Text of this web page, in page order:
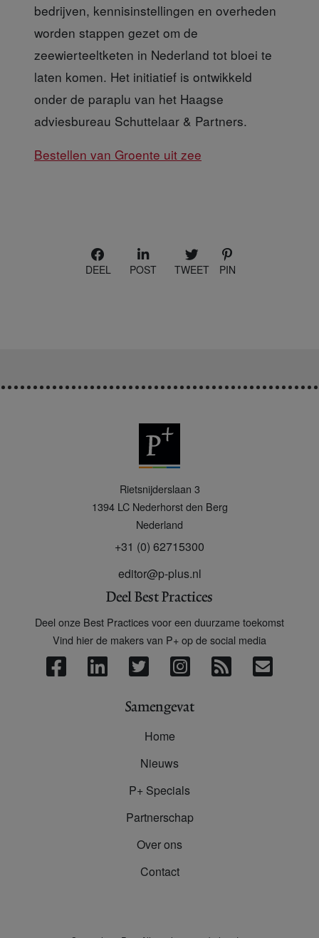
bedrijven, kennisinstellingen en overheden
worden stappen gezet om de
zeewierteeltketen in Nederland tot bloei te
laten komen. Het initiatief is ontwikkeld
onder de paraplu van het Haagse
adviesbureau Schuttelaar & Partners.
Bestellen van Groente uit zee
DEEL POST TWEET PIN
Rietsnijderslaan 3
1394 LC Nederhorst den Berg
Nederland
+31 (0) 62715300
editor@p-plus.nl
Deel Best Practices
Deel onze Best Practices voor een duurzame toekomst
Vind hier de makers van P+ op de social media
Samengevat
Home
Nieuws
P+ Specials
Partnerschap
Over ons
Contact